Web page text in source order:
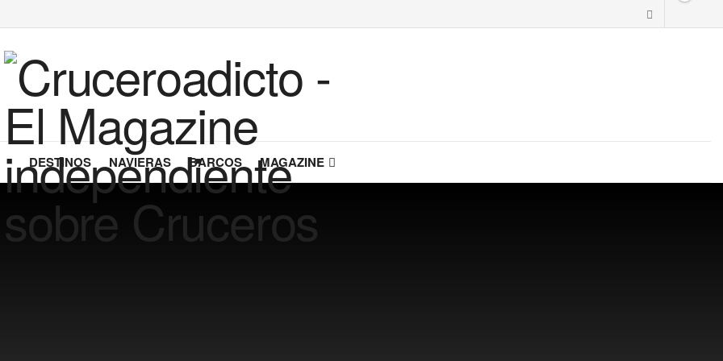
DESTINOS NAVIERAS BARCOS MAGAZINE